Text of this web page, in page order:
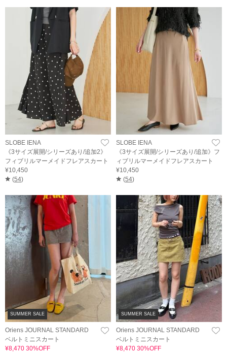
SLOBE IENA
《3サイズ展開/シリーズあり/追加2》
フィブリルマーメイドフレアスカート
¥10,450
(54)
SLOBE IENA
《3サイズ展開/シリーズあり/追加》フ
ィブリルマーメイドフレアスカート
¥10,450
(54)
SUMMER SALE
Oriens JOURNAL STANDARD
ベルトミニスカート
¥8,470 30%OFF
SUMMER SALE
Oriens JOURNAL STANDARD
ベルトミニスカート
¥8,470 30%OFF